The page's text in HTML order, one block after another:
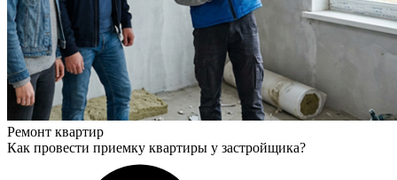
Ремонт квартир
Как провести приемку квартиры у застройщика?